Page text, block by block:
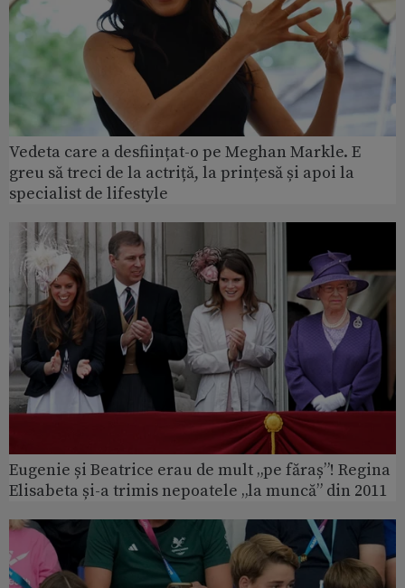
Vedeta care a desființat-o pe Meghan Markle. E
greu să treci de la actriță, la prințesă și apoi la
specialist de lifestyle
Eugenie și Beatrice erau de mult „pe făraș”! Regina
Elisabeta și-a trimis nepoatele „la muncă” din 2011